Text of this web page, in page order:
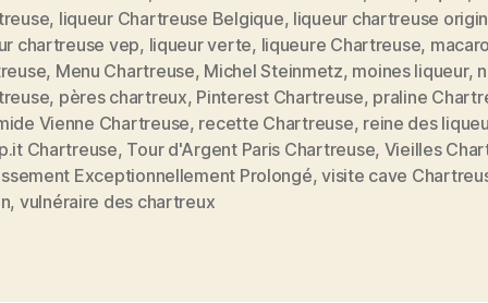
, liqueur Chartreuse Belgique, liqueur chartreuse
chartreuse vep, liqueur verte, liqueure Chartreuse,
, Menu Chartreuse, Michel Steinmetz, moines liqueur,
, pères chartreux, Pinterest Chartreuse, praline
Vienne Chartreuse, recette Chartreuse, reine des
Chartreuse, Tour d'Argent Paris Chartreuse, Vieilles
Exceptionnellement Prolongé,visite cave
, vulnéraire des chartreux